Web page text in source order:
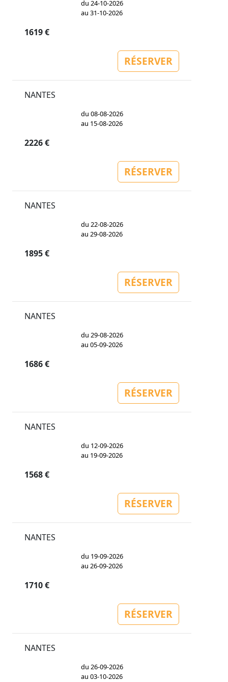
du 24-10-2026
au 31-10-2026
1619 €
RÉSERVER
NANTES
du 08-08-2026
au 15-08-2026
2226 €
RÉSERVER
NANTES
du 22-08-2026
au 29-08-2026
1895 €
RÉSERVER
NANTES
du 29-08-2026
au 05-09-2026
1686 €
RÉSERVER
NANTES
du 12-09-2026
au 19-09-2026
1568 €
RÉSERVER
NANTES
du 19-09-2026
au 26-09-2026
1710 €
RÉSERVER
NANTES
du 26-09-2026
au 03-10-2026